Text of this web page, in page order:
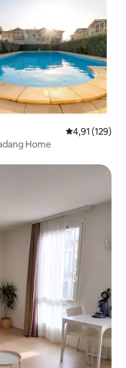
4,91 de uma
4,91 (129)
Home